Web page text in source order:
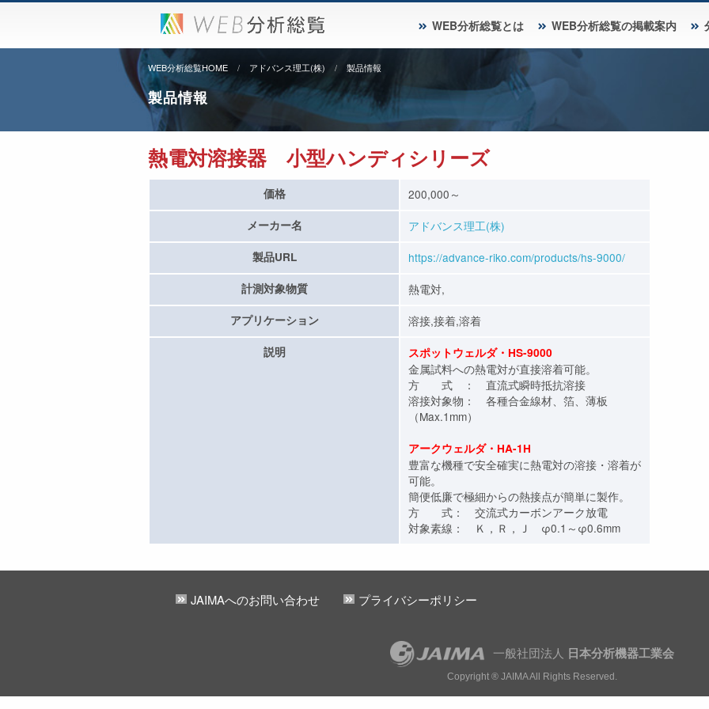
WEB分析総覧とは WEB分析総覧の掲載案内
WEB分析総覧HOME アドバンス理工(株) 製品情報
製品情報
熱電対溶接器 小型ハンディシリーズ
価格 200,000～
メーカー名 アドバンス理工(株)
製品URL https://advance-riko.com/products/hs-9000/
計測対象物質 熱電対,
アプリケーション 溶接,接着,溶着
説明 スポットウェルダ・HS-9000
金属試料への熱電対が直接溶着可能。
方 式 ： 直流式瞬時抵抗溶接
溶接対象物： 各種合金線材、箔、薄板
（Max.1mm）
アークウェルダ・HA-1H
豊富な機種で安全確実に熱電対の溶接・溶着が
可能。
簡便低廉で極細からの熱接点が簡単に製作。
方 式： 交流式カーボンアーク放電
対象素線： Ｋ，Ｒ，Ｊ φ0.1～φ0.6mm
JAIMAへのお問い合わせ プライバシーポリシー
一般社団法人 日本分析機器工業会
Copyright ® JAIMA All Rights Reserved.